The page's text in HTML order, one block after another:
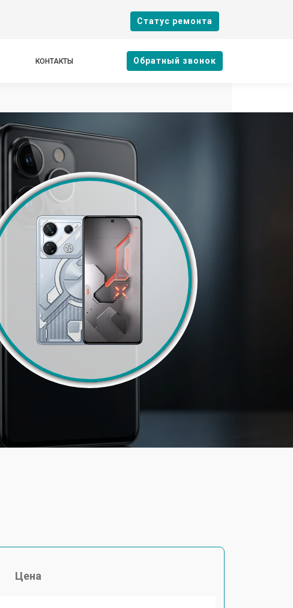
Cтатус ремонта
КОНТАКТЫ Oбратный звонок
Цена